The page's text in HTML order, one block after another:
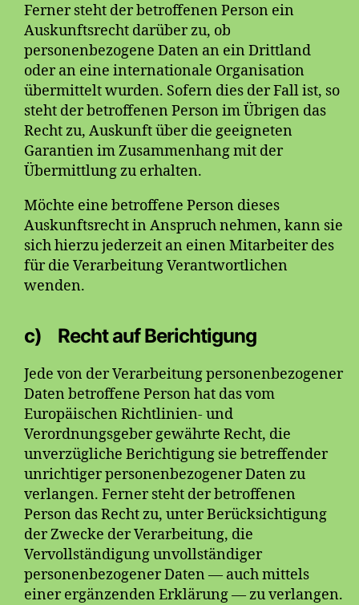
Ferner steht der betroffenen Person ein
Auskunftsrecht darüber zu, ob
personenbezogene Daten an ein Drittland
oder an eine internationale Organisation
übermittelt wurden. Sofern dies der Fall ist, so
steht der betroffenen Person im Übrigen das
Recht zu, Auskunft über die geeigneten
Garantien im Zusammenhang mit der
Übermittlung zu erhalten.
Möchte eine betroffene Person dieses
Auskunftsrecht in Anspruch nehmen, kann sie
sich hierzu jederzeit an einen Mitarbeiter des
für die Verarbeitung Verantwortlichen
wenden.
c) Recht auf Berichtigung
Jede von der Verarbeitung personenbezogener
Daten betroffene Person hat das vom
Europäischen Richtlinien- und
Verordnungsgeber gewährte Recht, die
unverzügliche Berichtigung sie betreffender
unrichtiger personenbezogener Daten zu
verlangen. Ferner steht der betroffenen
Person das Recht zu, unter Berücksichtigung
der Zwecke der Verarbeitung, die
Vervollständigung unvollständiger
personenbezogener Daten — auch mittels
einer ergänzenden Erklärung — zu verlangen.